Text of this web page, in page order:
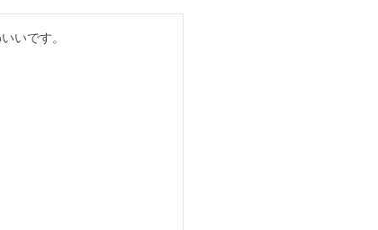
いです。